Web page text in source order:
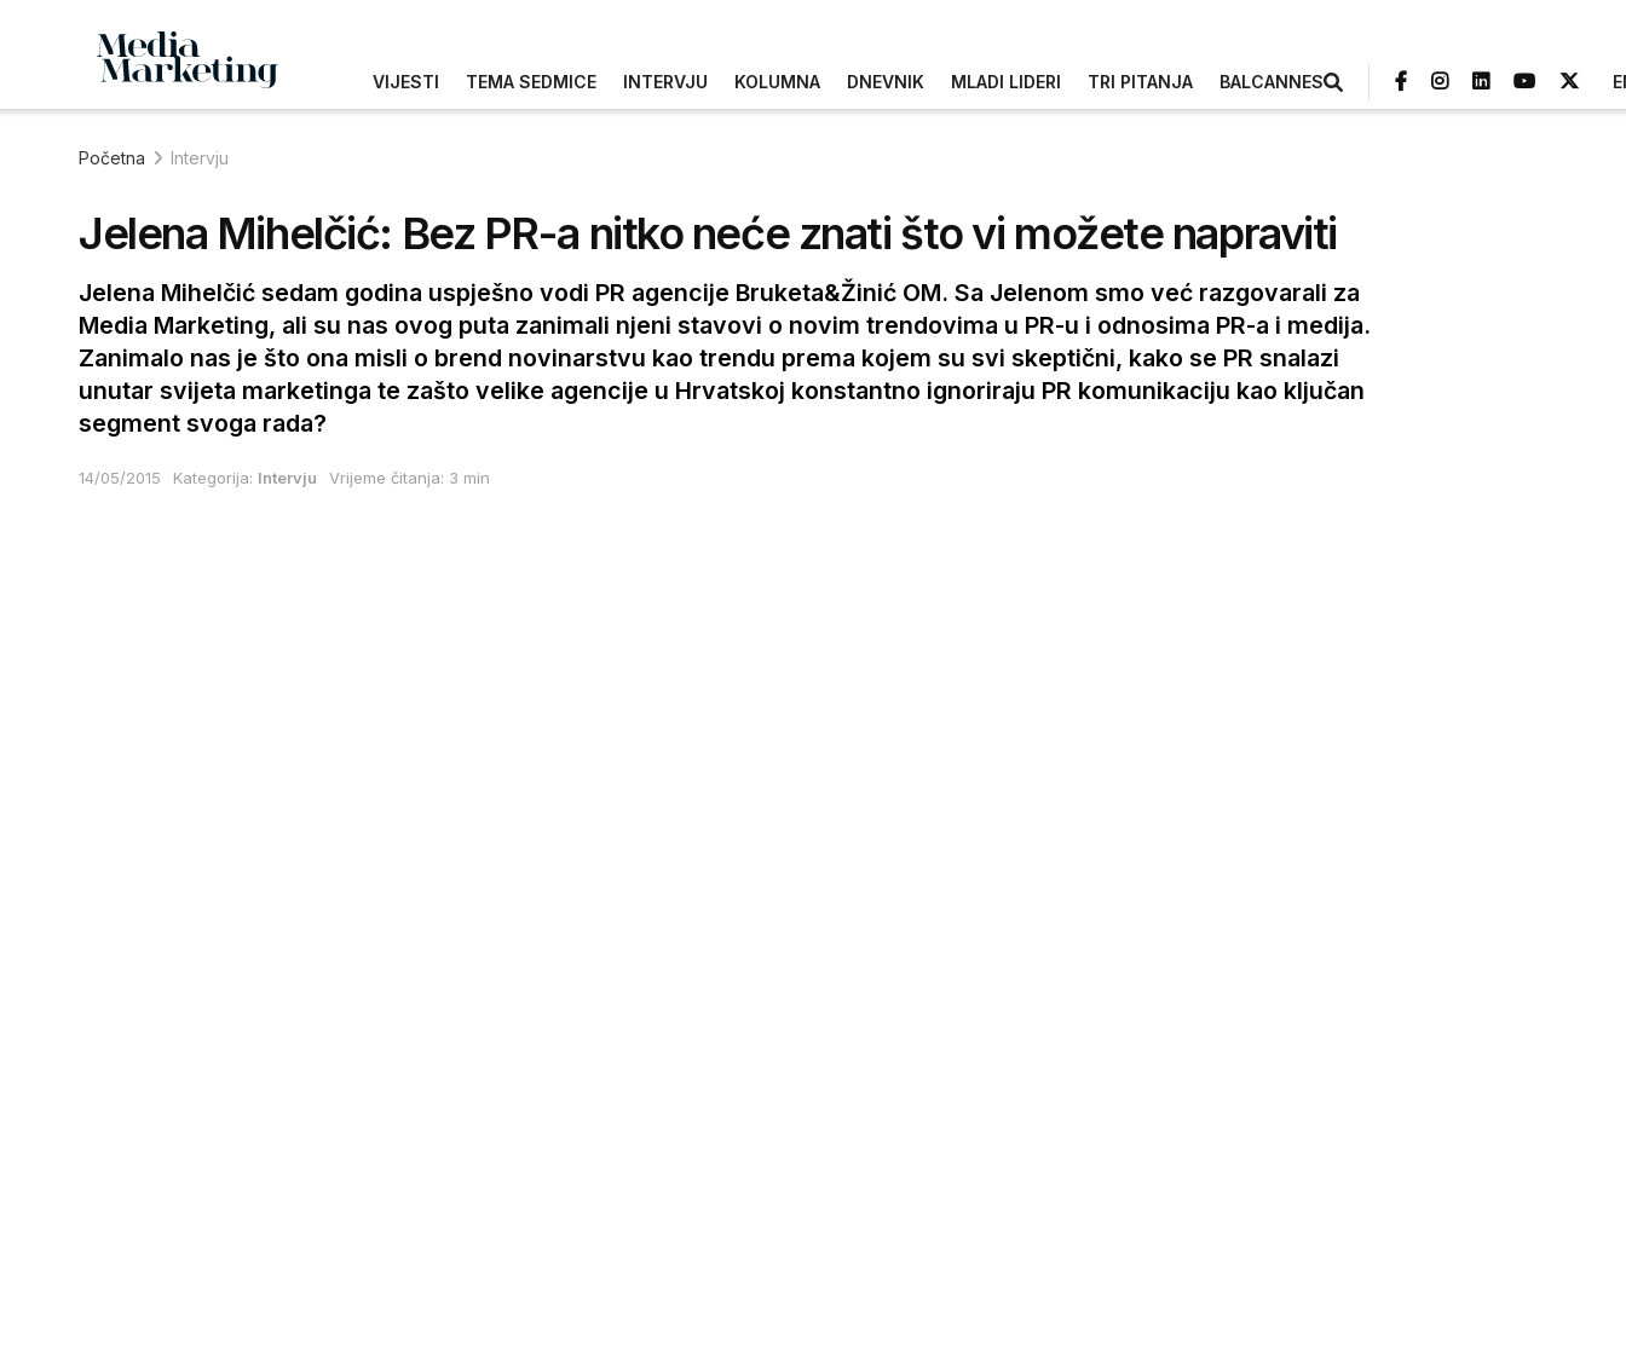
VIJESTI TEMA SEDMICE INTERVJU KOLUMNA DNEVNIK MLADI LIDERI TRI PITANJA BALCANNES
Početna Intervju
Jelena Mihelčić: Bez PR-a nitko neće znati što vi možete napraviti
Jelena Mihelčić sedam godina uspješno vodi PR agencije Bruketa&Žinić OM. Sa Jelenom smo već razgovarali za
Media Marketing, ali su nas ovog puta zanimali njeni stavovi o novim trendovima u PR-u i odnosima PR-a i medija.
Zanimalo nas je što ona misli o brend novinarstvu kao trendu prema kojem su svi skeptični, kako se PR snalazi
unutar svijeta marketinga te zašto velike agencije u Hrvatskoj konstantno ignoriraju PR komunikaciju kao ključan
segment svoga rada?
14/05/2015 Kategorija: Intervju Vrijeme čitanja: 3 min